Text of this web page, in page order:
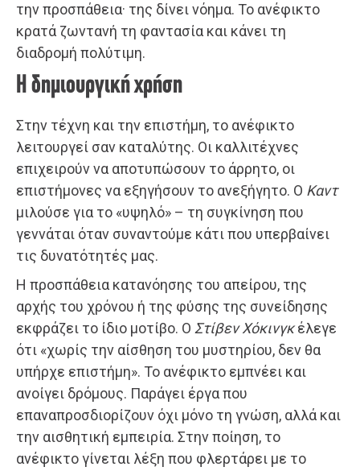
την προσπάθεια· της δίνει νόημα. Το ανέφικτο
κρατά ζωντανή τη φαντασία και κάνει τη
διαδρομή πολύτιμη.
Η δημιουργική χρήση
Στην τέχνη και την επιστήμη, το ανέφικτο
λειτουργεί σαν καταλύτης. Οι καλλιτέχνες
επιχειρούν να αποτυπώσουν το άρρητο, οι
επιστήμονες να εξηγήσουν το ανεξήγητο. Ο Καντ
μιλούσε για το «υψηλό» – τη συγκίνηση που
γεννάται όταν συναντούμε κάτι που υπερβαίνει
τις δυνατότητές μας.
Η προσπάθεια κατανόησης του απείρου, της
αρχής του χρόνου ή της φύσης της συνείδησης
εκφράζει το ίδιο μοτίβο. Ο Στίβεν Χόκινγκέλεγε
ότι «χωρίς την αίσθηση του μυστηρίου, δεν θα
υπήρχε επιστήμη». Το ανέφικτο εμπνέει και
ανοίγει δρόμους. Παράγει έργα που
επαναπροσδιορίζουν όχι μόνο τη γνώση, αλλά και
την αισθητική εμπειρία. Στην ποίηση, το
ανέφικτο γίνεται λέξη που φλερτάρει με το